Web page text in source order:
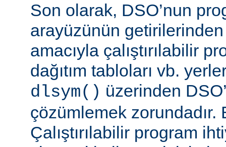
Son olarak, DSO’nun
arayüzünün
amacıyla çalıştırılabilir
dağıtım tabloları vb.
dlsym() üzerinden
çözümlemek
Çalıştırılabilir program